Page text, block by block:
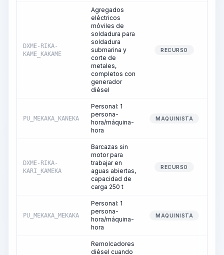
DXME-RIKA-
KAME_KAKAME
Agregados
eléctricos
móviles de
soldadura para
soldadura
submarina y
corte de
metales,
completos con
generador
diésel
RECURSO
PU_MEKAKA_KANEKA
Personal: 1
persona-
hora/máquina-
hora
MAQUINISTA
DXME-RIKA-
KARI_KAMEKA
Barcazas sin
motor para
trabajar en
aguas abiertas,
capacidad de
carga 250 t
RECURSO
PU_MEKAKA_MEKAKA
Personal: 1
persona-
hora/máquina-
hora
MAQUINISTA
Remolcadores
diésel cuando